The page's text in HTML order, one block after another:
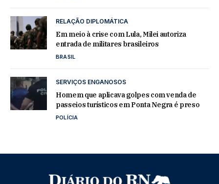
RELAÇÃO DIPLOMÁTICA
Em meio à crise com Lula, Milei autoriza
entrada de militares brasileiros
BRASIL
SERVIÇOS ENGANOSOS
Homem que aplicava golpes com venda de
passeios turísticos em Ponta Negra é preso
POLÍCIA